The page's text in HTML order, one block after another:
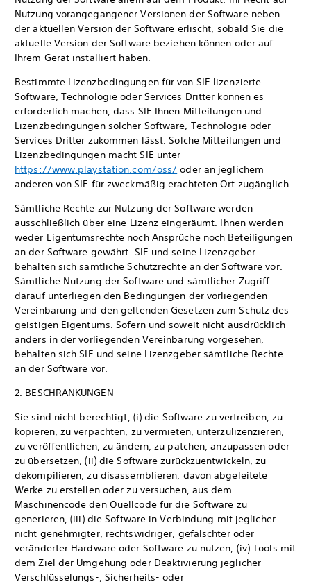
Nutzung vorangegangener Versionen der Software neben
der aktuellen Version der Software erlischt, sobald Sie die
aktuelle Version der Software beziehen können oder auf
Ihrem Gerät installiert haben.
Bestimmte Lizenzbedingungen für von SIE lizenzierte
Software, Technologie oder Services Dritter können es
erforderlich machen, dass SIE Ihnen Mitteilungen und
Lizenzbedingungen solcher Software, Technologie oder
Services Dritter zukommen lässt. Solche Mitteilungen und
Lizenzbedingungen macht SIE unter
https://www.playstation.com/oss/ oder an jeglichem
anderen von SIE für zweckmäßig erachteten Ort zugänglich.
Sämtliche Rechte zur Nutzung der Software werden
ausschließlich über eine Lizenz eingeräumt. Ihnen werden
weder Eigentumsrechte noch Ansprüche noch Beteiligungen
an der Software gewährt. SIE und seine Lizenzgeber
behalten sich sämtliche Schutzrechte an der Software vor.
Sämtliche Nutzung der Software und sämtlicher Zugriff
darauf unterliegen den Bedingungen der vorliegenden
Vereinbarung und den geltenden Gesetzen zum Schutz des
geistigen Eigentums. Sofern und soweit nicht ausdrücklich
anders in der vorliegenden Vereinbarung vorgesehen,
behalten sich SIE und seine Lizenzgeber sämtliche Rechte
an der Software vor.
2. BESCHRÄNKUNGEN
Sie sind nicht berechtigt, (i) die Software zu vertreiben, zu
kopieren, zu verpachten, zu vermieten, unterzulizenzieren,
zu veröffentlichen, zu ändern, zu patchen, anzupassen oder
zu übersetzen, (ii) die Software zurückzuentwickeln, zu
dekompilieren, zu disassemblieren, davon abgeleitete
Werke zu erstellen oder zu versuchen, aus dem
Maschinencode den Quellcode für die Software zu
generieren, (iii) die Software in Verbindung mit jeglicher
nicht genehmigter, rechtswidriger, gefälschter oder
veränderter Hardware oder Software zu nutzen, (iv) Tools mit
dem Ziel der Umgehung oder Deaktivierung jeglicher
Verschlüsselungs-, Sicherheits- oder